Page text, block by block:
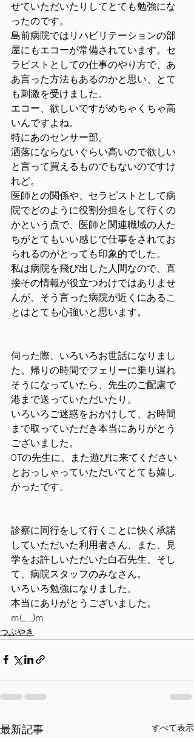
せていただいたりしてとても勉強にな
ったのです。
島前病院ではリハビリテーションの部
屋にもエコーが常備されています。セ
ラピストとしての仕事のやり方で、あ
あ言った方法もあるのかと思い、とて
も刺激を受けました。
エコー、欲しいですがめちゃくちゃ高
いんですよね。
特にあのセンサー部。
洒落にならないぐらい高いので欲しい
と言って買えるものでもないのですけ
れど。
医師との関係や、セラピストとして病
院でどのように役割分担をして行くの
かという点で、医師と関連職域の人た
ちがとてもいい感じで仕事をされてお
られるのがとっても印象的でした。
私は病院を飛び出した人間なので、直
接その情報が役立つわけではありませ
んが、そう言った病院が近くにあるこ
とはとても心強いと思います。
伺った際、いろいろお世話になりまし
た。帰りの時間でフェリーに乗り遅れ
そうになっていたら、先生のご配慮で
港まで送っていただいたり。
いろいろご迷惑をおかけして、お時間
まで取っていただき本当にありがとう
ございました。
OTの先生に、また遊びに来てください
とおっしゃっていただいてとても嬉し
かったです。
診察に同行をして行くことに快く承諾
していただいた利用者さん、また、見
学をお許しいただいた白石先生、そし
て、病院スタッフのみなさん。
いろいろ勉強になりました。
本当にありがとうございました。
m(_ _)m
つぶやき
最新記事 すべて表示